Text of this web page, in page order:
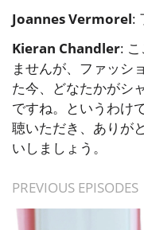
Joannes Vermorel:
Kieran Chandler:
ませんが、ファッシ
た今、どなたかがシ
ですね。というわけ
聴いただき、ありが
いしましょう。
PREVIOUS EPISODES